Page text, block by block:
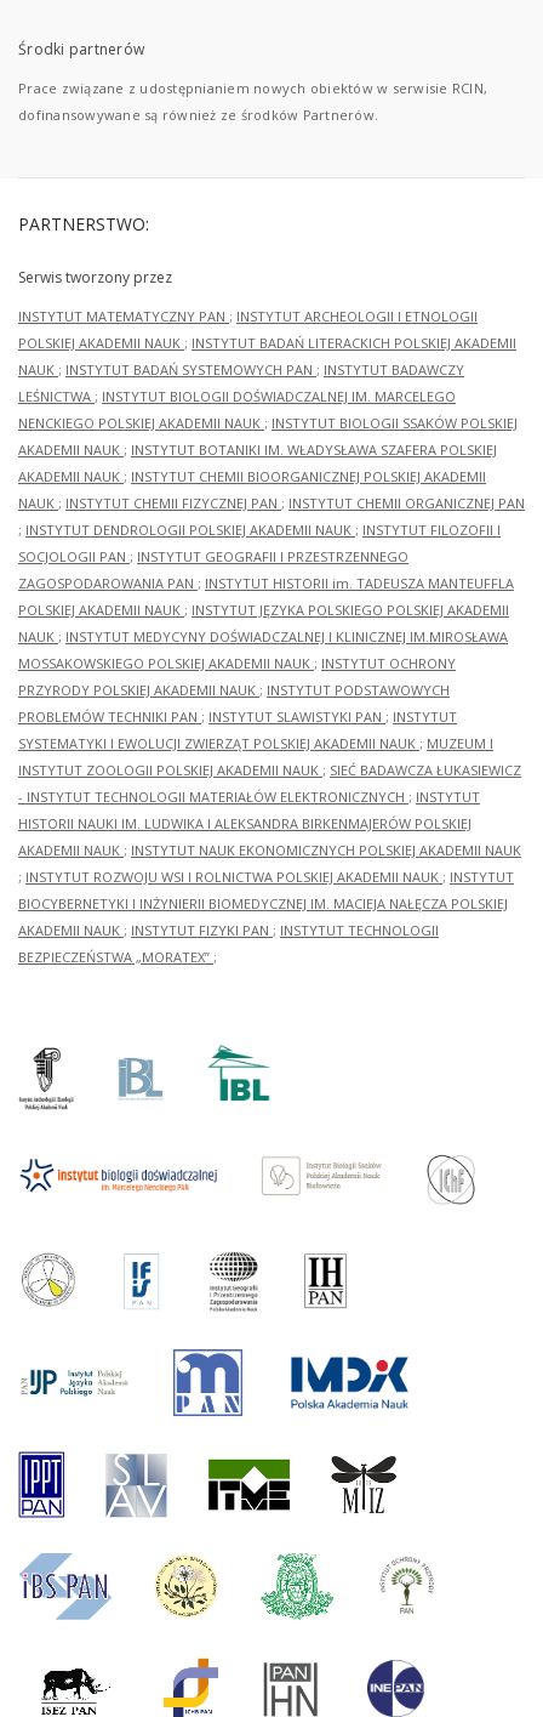
Środki partnerów
Prace związane z udostępnianiem nowych obiektów w serwisie RCIN,
dofinansowywane są również ze środków Partnerów.
PARTNERSTWO:
Serwis tworzony przez
INSTYTUT MATEMATYCZNY PAN ; INSTYTUT ARCHEOLOGII I ETNOLOGII
POLSKIEJ AKADEMII NAUK ; INSTYTUT BADAŃ LITERACKICH POLSKIEJ AKADEMII
NAUK ; INSTYTUT BADAŃ SYSTEMOWYCH PAN ; INSTYTUT BADAWCZY
LEŚNICTWA ; INSTYTUT BIOLOGII DOŚWIADCZALNEJ IM. MARCELEGO
NENCKIEGO POLSKIEJ AKADEMII NAUK ; INSTYTUT BIOLOGII SSAKÓW POLSKIEJ
AKADEMII NAUK ; INSTYTUT BOTANIKI IM. WŁADYSŁAWA SZAFERA POLSKIEJ
AKADEMII NAUK ; INSTYTUT CHEMII BIOORGANICZNEJ POLSKIEJ AKADEMII
NAUK ; INSTYTUT CHEMII FIZYCZNEJ PAN ; INSTYTUT CHEMII ORGANICZNEJ PAN
; INSTYTUT DENDROLOGII POLSKIEJ AKADEMII NAUK ; INSTYTUT FILOZOFII I
SOCJOLOGII PAN ; INSTYTUT GEOGRAFII I PRZESTRZENNEGO
ZAGOSPODAROWANIA PAN ; INSTYTUT HISTORII im. TADEUSZA MANTEUFFLA
POLSKIEJ AKADEMII NAUK ; INSTYTUT JĘZYKA POLSKIEGO POLSKIEJ AKADEMII
NAUK ; INSTYTUT MEDYCYNY DOŚWIADCZALNEJ I KLINICZNEJ IM.MIROSŁAWA
MOSSAKOWSKIEGO POLSKIEJ AKADEMII NAUK ; INSTYTUT OCHRONY
PRZYRODY POLSKIEJ AKADEMII NAUK ; INSTYTUT PODSTAWOWYCH
PROBLEMÓW TECHNIKI PAN ; INSTYTUT SLAWISTYKI PAN ; INSTYTUT
SYSTEMATYKI I EWOLUCJI ZWIERZĄT POLSKIEJ AKADEMII NAUK ; MUZEUM I
INSTYTUT ZOOLOGII POLSKIEJ AKADEMII NAUK ; SIEĆ BADAWCZA ŁUKASIEWICZ
- INSTYTUT TECHNOLOGII MATERIAŁÓW ELEKTRONICZNYCH ; INSTYTUT
HISTORII NAUKI IM. LUDWIKA I ALEKSANDRA BIRKENMAJERÓW POLSKIEJ
AKADEMII NAUK ; INSTYTUT NAUK EKONOMICZNYCH POLSKIEJ AKADEMII NAUK
; INSTYTUT ROZWOJU WSI I ROLNICTWA POLSKIEJ AKADEMII NAUK ; INSTYTUT
BIOCYBERNETYKI I INŻYNIERII BIOMEDYCZNEJ IM. MACIEJA NAŁĘCZA POLSKIEJ
AKADEMII NAUK ; INSTYTUT FIZYKI PAN ; INSTYTUT TECHNOLOGII
BEZPIECZEŃSTWA „MORATEX” ;